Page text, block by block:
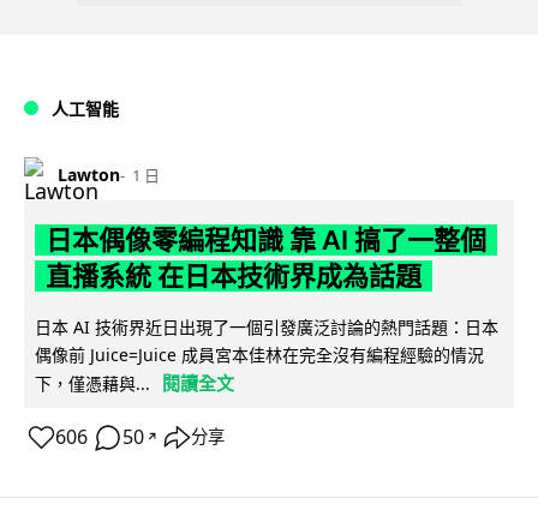
人工智能
Lawton 1 日
日本偶像零編程知識 靠 AI 搞了一整個
直播系統 在日本技術界成為話題
日本 AI 技術界近日出現了一個引發廣泛討論的熱門話題：日本
偶像前 Juice=Juice 成員宮本佳林在完全沒有編程經驗的情況
下，僅憑藉與...
閱讀全文
606 50 ↗ 分享